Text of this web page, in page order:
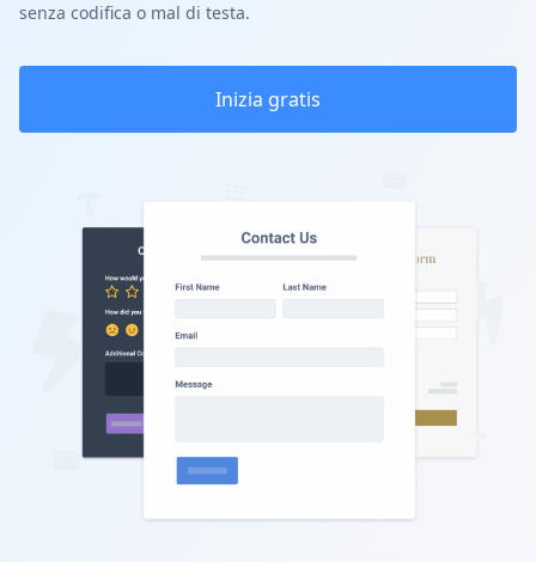
senza codifica o mal di testa.
Inizia gratis